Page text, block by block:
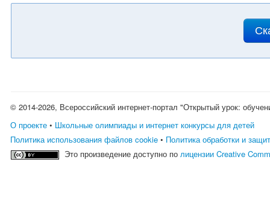
© 2014-2026, Всероссийский интернет-портал "Открытый урок:
О проекте • Школьные олимпиады и интернет конкурсы для детей
Политика использования файлов cookie • Политика обработки и
Это произведение доступно полицензии Creative